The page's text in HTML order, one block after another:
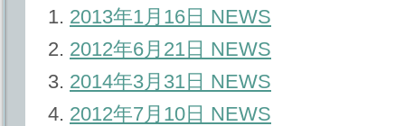
2013年1月16日 NEWS
2012年6月21日 NEWS
2014年3月31日 NEWS
2012年7月10日 NEWS